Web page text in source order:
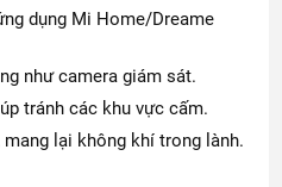
dụng Mi Home/Dreame
như camera giám sát.
tránh các khu vực cấm.
mang lại không khí trong lành.